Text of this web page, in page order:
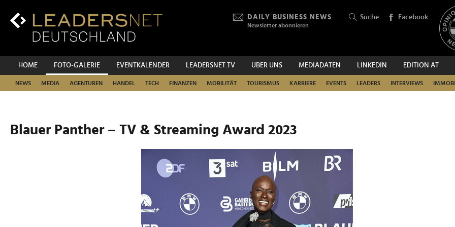
Inhalt
Hauptnavigation
DAILY BUSINESS NEWS
Newsletter abonnieren
Suche Facebook
HOME FOTO-GALERIE EVENTKALENDER LEADERSNET.TV ÜBER UNS MEDIADATEN LINKEDIN EDITION AT
NEWS MEDIA AGENTUREN HANDEL TECH FINANZEN MOBILITÄT TOURISMUS KARRIERE EVENTS LEADERS INTERVIEWS
SUCHEN
Blauer Panther – TV & Streaming Award 2023